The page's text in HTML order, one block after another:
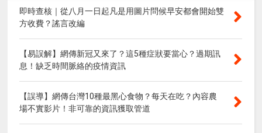
即時查核｜從八月一日起凡是用圖片問候早安都會開始雙
方收費？謠言改編
【易誤解】網傳新冠又來了？這5種症狀要當心？過期訊
息！缺乏時間脈絡的疫情資訊
【誤導】網傳台灣10種最黑心食物？每天在吃？內容農
場不實影片！非可靠的資訊獲取管道